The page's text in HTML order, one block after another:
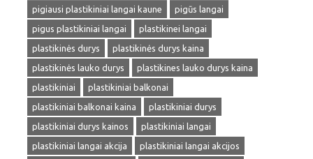
pigiausi plastikiniai langai kaune
pigūs langai
pigus plastikiniai langai
plastikinei langai
plastikinės durys
plastikinės durys kaina
plastikinės lauko durys
plastikines lauko durys kaina
plastikiniai
plastikiniai balkonai
plastikiniai balkonai kaina
plastikiniai durys
plastikiniai durys kainos
plastikiniai langai
plastikiniai langai akcija
plastikiniai langai akcijos